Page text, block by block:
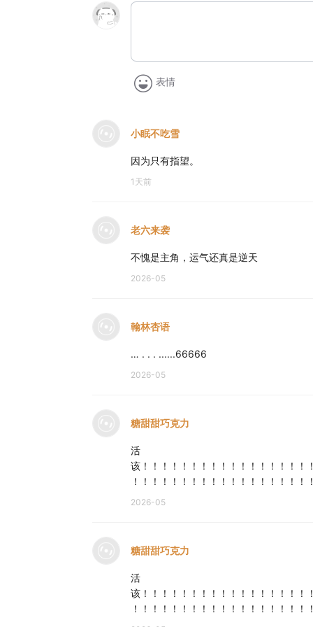
表情
小眠不吃雪
因为只有指望。
1天前
老六来袭
不愧是主角，运气还真是逆天
2026-05
翰林杏语
… . . . ......66666
2026-05
糖甜甜巧克力
活
该！！！！！！！！！！！！！！！！！
！！！！！！！！！！！！！！！！！！
2026-05
糖甜甜巧克力
活
该！！！！！！！！！！！！！！！！！
！！！！！！！！！！！！！！！！！！